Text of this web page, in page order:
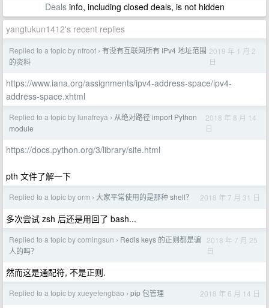
Dealsinfo, including closed deals, is not hidden
yangtukun1412's recent replies
Replied to a topic by nfroot › 有没有互联网所有 IPv4 地址范围
的资料
2019 年 1 月 2
日
https://www.iana.org/assignments/ipv4-address-space/ipv4-
address-space.xhtml
Replied to a topic by lunafreya › 从绝对路径 import Python
module
2018 年 8 月 14
日
https://docs.python.org/3/library/site.html
pth 文件了解一下
Replied to a topic by orm › 大家平常使用的是那种 shell？ 2018 年 7 月 31 日
多次尝试 zsh 后还是用回了 bash...
Replied to a topic by corningsun › Redis keys 的正则都是骗
人的吗？
2018 年 7 月 25
日
然而这是通配符, 不是正则.
Replied to a topic by xueyefengbao › pip 包管理 2018 年 6 月 14 日